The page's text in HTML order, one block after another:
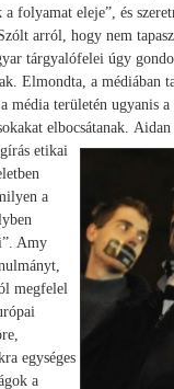
folyamat eleje”, és
arról, hogy nem
tárgyalófelei úgy
Elmondta, a médiában
területén ugyanis a
elbocsátanak. Aidan
etikai
a
Amy
megfelel
egységes
a